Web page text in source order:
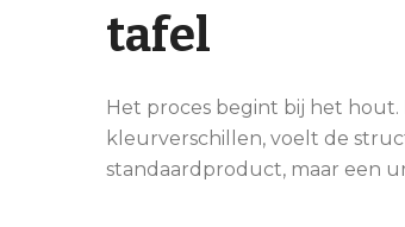
tafel
Het proces begint bij het
kleurverschillen, voelt de
standaardproduct, maar een